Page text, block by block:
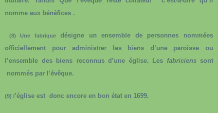
nomme aux bénéfices .
(8) Une fabrique
désigne un ensemble de personnes nommées
officiellement pour administrer les biens d’une paroisse ou
l’ensemble des biens reconnus d’une église. Les fabricienssont
nommés par l’évêque.
(9) l’église est donc encore en bon état en 1699.